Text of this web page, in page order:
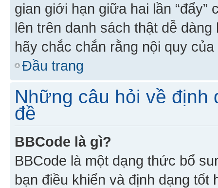
gian giới hạn giữa hai lần “đẩy”
lên trên danh sách thật dễ
hãy chắc chắn rằng nội quy
Đầu trang
Những câu hỏi về định
đề
BBCode là gì?
BBCode là một dạng thức bổ
bạn điều khiển và định dạng